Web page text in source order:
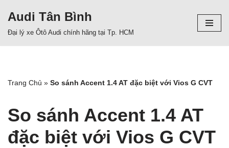
Audi Tân Bình
Đại lý xe Ôtô Audi chính hãng tại Tp. HCM
Trang Chủ » So sánh Accent 1.4 AT đặc biệt với Vios G CVT
So sánh Accent 1.4 AT
đặc biệt với Vios G CVT